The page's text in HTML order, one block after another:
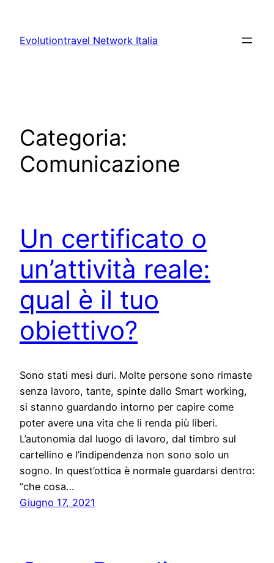
contenuto
Evolutiontravel Network Italia
Categoria:
Comunicazione
Un certificato o
un’attività reale:
qual è il tuo
obiettivo?
Sono stati mesi duri. Molte persone sono rimaste
senza lavoro, tante, spinte dallo Smart working,
si stanno guardando intorno per capire come
poter avere una vita che li renda più liberi.
L’autonomia dal luogo di lavoro, dal timbro sul
cartellino e l’indipendenza non sono solo un
sogno. In quest’ottica è normale guardarsi dentro:
“che cosa…
Giugno 17, 2021